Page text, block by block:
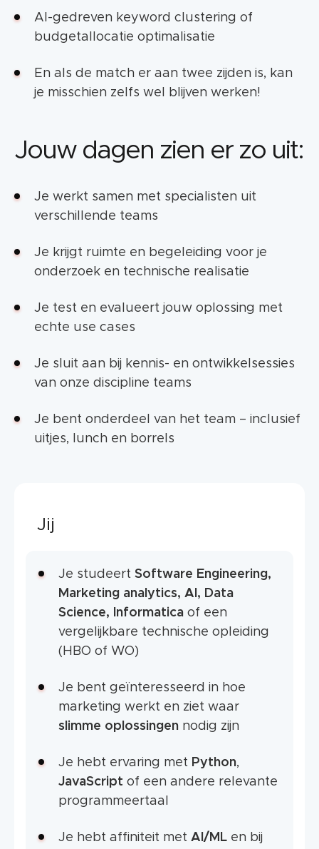
AI-gedreven keyword clustering of
budgetallocatie optimalisatie
En als de match er aan twee zijden is, kan
je misschien zelfs wel blijven werken!
Jouw dagen zien er zo uit:
Je werkt samen met specialisten uit
verschillende teams
Je krijgt ruimte en begeleiding voor je
onderzoek en technische realisatie
Je test en evalueert jouw oplossing met
echte use cases
Je sluit aan bij kennis- en ontwikkelsessies
van onze discipline teams
Je bent onderdeel van het team – inclusief
uitjes, lunch en borrels
Jij
Je studeert Software Engineering,
Marketing analytics, AI, Data
Science, Informatica of een
vergelijkbare technische opleiding
(HBO of WO)
Je bent geïnteresseerd in hoe
marketing werkt en ziet waar
slimme oplossingen nodig zijn
Je hebt ervaring met Python,
JavaScript of een andere relevante
programmeertaal
Je hebt affiniteit met AI/ML en bij